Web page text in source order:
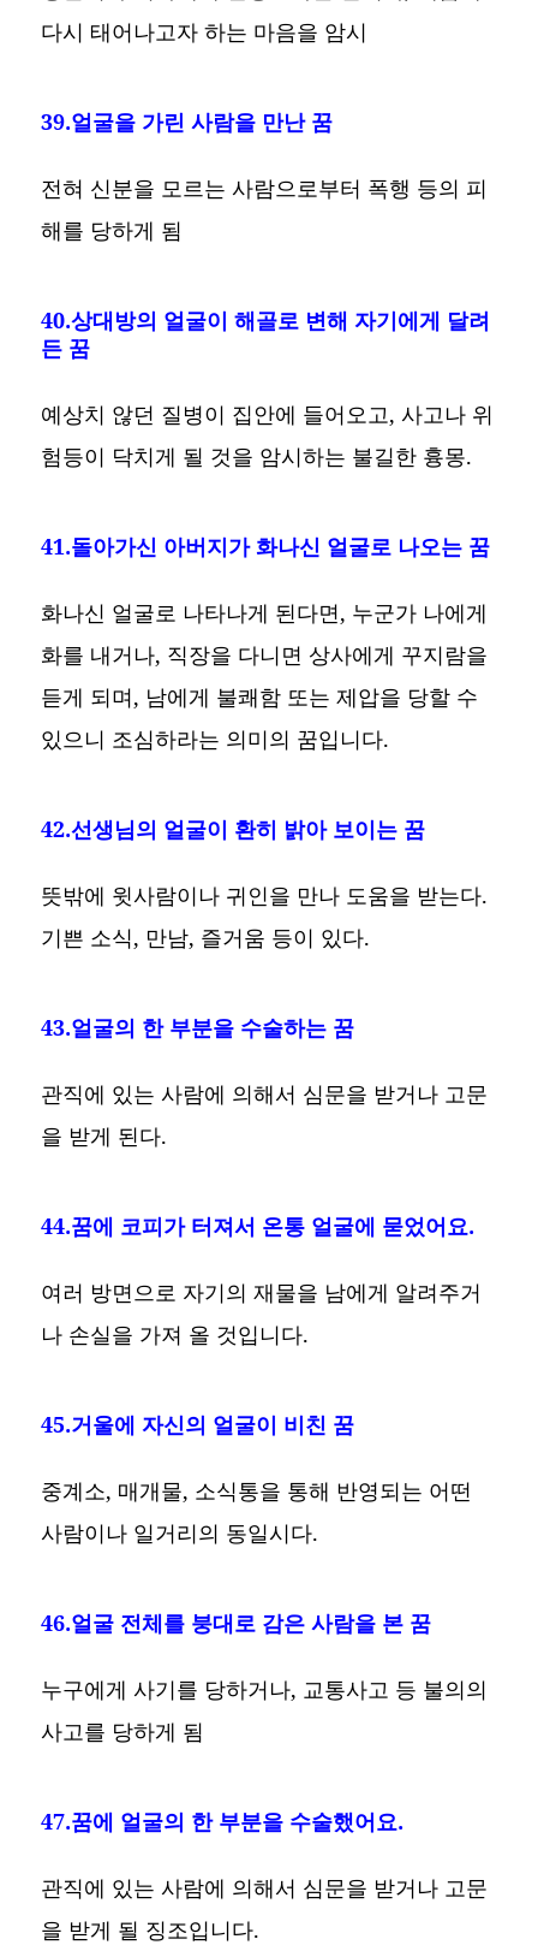
다시 태어나고자 하는 마음을 암시
39.얼굴을 가린 사람을 만난 꿈
전혀 신분을 모르는 사람으로부터 폭행 등의 피
해를 당하게 됨
40.상대방의 얼굴이 해골로 변해 자기에게 달려
든 꿈
예상치 않던 질병이 집안에 들어오고, 사고나 위
험등이 닥치게 될 것을 암시하는 불길한 흉몽.
41.돌아가신 아버지가 화나신 얼굴로 나오는 꿈
화나신 얼굴로 나타나게 된다면, 누군가 나에게
화를 내거나, 직장을 다니면 상사에게 꾸지람을
듣게 되며, 남에게 불쾌함 또는 제압을 당할 수
있으니 조심하라는 의미의 꿈입니다.
42.선생님의 얼굴이 환히 밝아 보이는 꿈
뜻밖에 윗사람이나 귀인을 만나 도움을 받는다.
기쁜 소식, 만남, 즐거움 등이 있다.
43.얼굴의 한 부분을 수술하는 꿈
관직에 있는 사람에 의해서 심문을 받거나 고문
을 받게 된다.
44.꿈에 코피가 터져서 온통 얼굴에 묻었어요.
여러 방면으로 자기의 재물을 남에게 알려주거
나 손실을 가져 올 것입니다.
45.거울에 자신의 얼굴이 비친 꿈
중계소, 매개물, 소식통을 통해 반영되는 어떤
사람이나 일거리의 동일시다.
46.얼굴 전체를 붕대로 감은 사람을 본 꿈
누구에게 사기를 당하거나, 교통사고 등 불의의
사고를 당하게 됨
47.꿈에 얼굴의 한 부분을 수술했어요.
관직에 있는 사람에 의해서 심문을 받거나 고문
을 받게 될 징조입니다.